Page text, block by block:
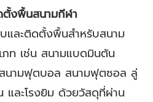
ตั้งพื้นสนามกีฬา
บและติดตั้งพื้นสำหรับสนาม
ภท เช่น สนามแบดมินตัน
นามฟุตบอล สนามฟุตซอล ลู่
และโรงยิม ด้วยวัสดุที่ผ่าน